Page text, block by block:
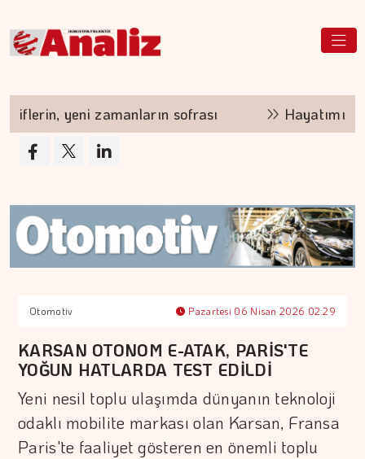
yeni zamanların sofrası Hayatımızda
Otomotiv Pazartesi 06 Nisan 2026 02:29
KARSAN OTONOM E-ATAK, PARİS'TE
YOĞUN HATLARDA TEST EDİLDİ
Yeni nesil toplu ulaşımda dünyanın teknoloji
odaklı mobilite markası olan Karsan, Fransa
Paris'te faaliyet gösteren en önemli toplu